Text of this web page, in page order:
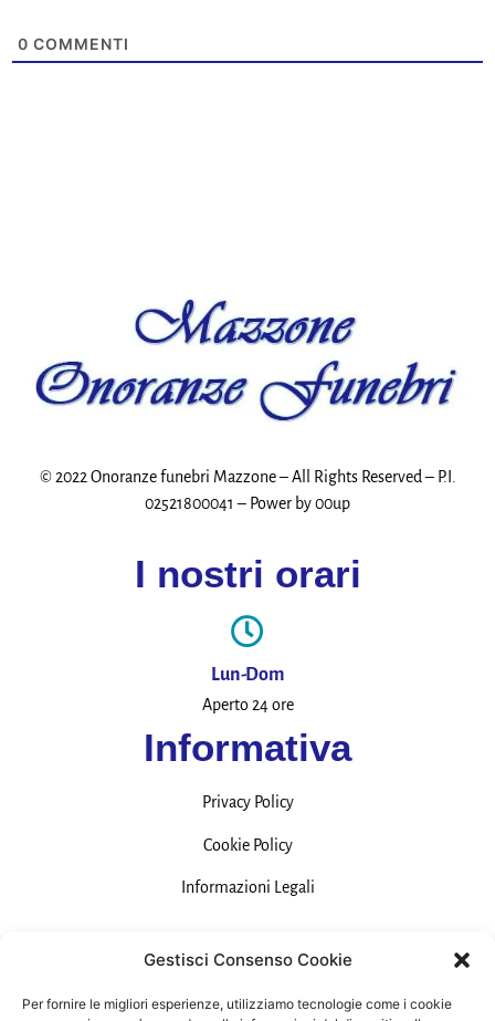
Gestisci Consenso Cookie
Per fornire le migliori esperienze, utilizziamo tecnologie come i cookie
0 COMMENTI
© 2022 Onoranze funebri Mazzone – All Rights Reserved – P.I.
02521800041 – Power by00up
I nostri orari
Lun-Dom
Aperto 24 ore
Informativa
Privacy Policy
Cookie Policy
Informazioni Legali
Contatti